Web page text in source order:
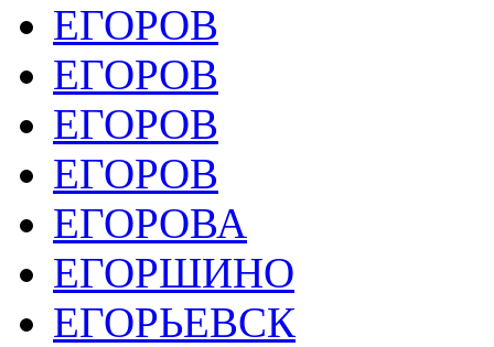
ЕГОРОВ
ЕГОРОВ
ЕГОРОВ
ЕГОРОВ
ЕГОРОВА
ЕГОРШИНО
ЕГОРЬЕВСК